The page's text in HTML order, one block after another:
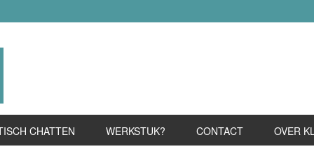
CHATTEN WERKSTUK? CONTACT OVER